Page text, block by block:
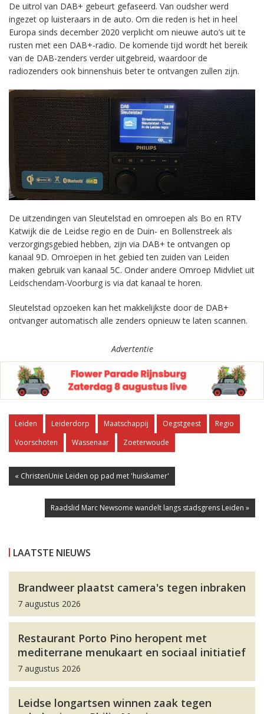
De uitrol van DAB+ gebeurt gefaseerd. Van oudsher werd
ingezet op luisteraars in de auto. Om die reden is het in heel
Europa sinds december 2020 verplicht om nieuwe auto’s uit te
rusten met een DAB+-radio. De komende tijd wordt het bereik
van de DAB-zenders verder uitgebreid, waardoor de
radiozenders ook binnenshuis beter te ontvangen zullen zijn.
De uitzendingen van Sleutelstad en omroepen als Bo en RTV
Katwijk die de Leidse regio en de Duin- en Bollenstreek als
verzorgingsgebied hebben, zijn via DAB+ te ontvangen op
kanaal 9D. Omroepen in het gebied ten zuiden van Leiden
maken gebruik van kanaal 5C. Onder andere Omroep Midvliet uit
Leidschendam-Voorburg is via dat kanaal te horen.
Sleutelstad opzoeken kan het makkelijkste door de DAB+
ontvanger automatisch alle zenders opnieuw te laten scannen.
Advertentie
Leiden Leiderdorp Maatschappij Oegstgeest
Regio
Voorschoten
Wassenaar Zoeterwoude
« ChristenUnie Leiden op pad met 'huiskamer'
Raadslid Marc Newsome wandelt langs stadsgrens Leiden »
LAATSTE NIEUWS
Brandweer plaatst camera's tegen inbraken
7 augustus 2026
Restaurant Porto Pino heropent met
mediterrane menukaart en sociaal initiatief
7 augustus 2026
Leidse longartsen winnen zaak tegen